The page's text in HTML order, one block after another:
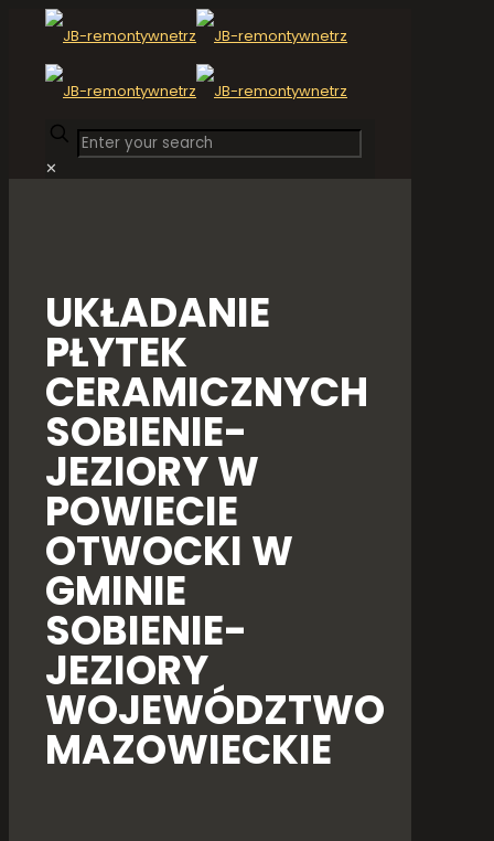
✕
UKŁADANIE
PŁYTEK
CERAMICZNYCH
SOBIENIE-
JEZIORY W
POWIECIE
OTWOCKI W
GMINIE
SOBIENIE-
JEZIORY
WOJEWÓDZTWO
MAZOWIECKIE